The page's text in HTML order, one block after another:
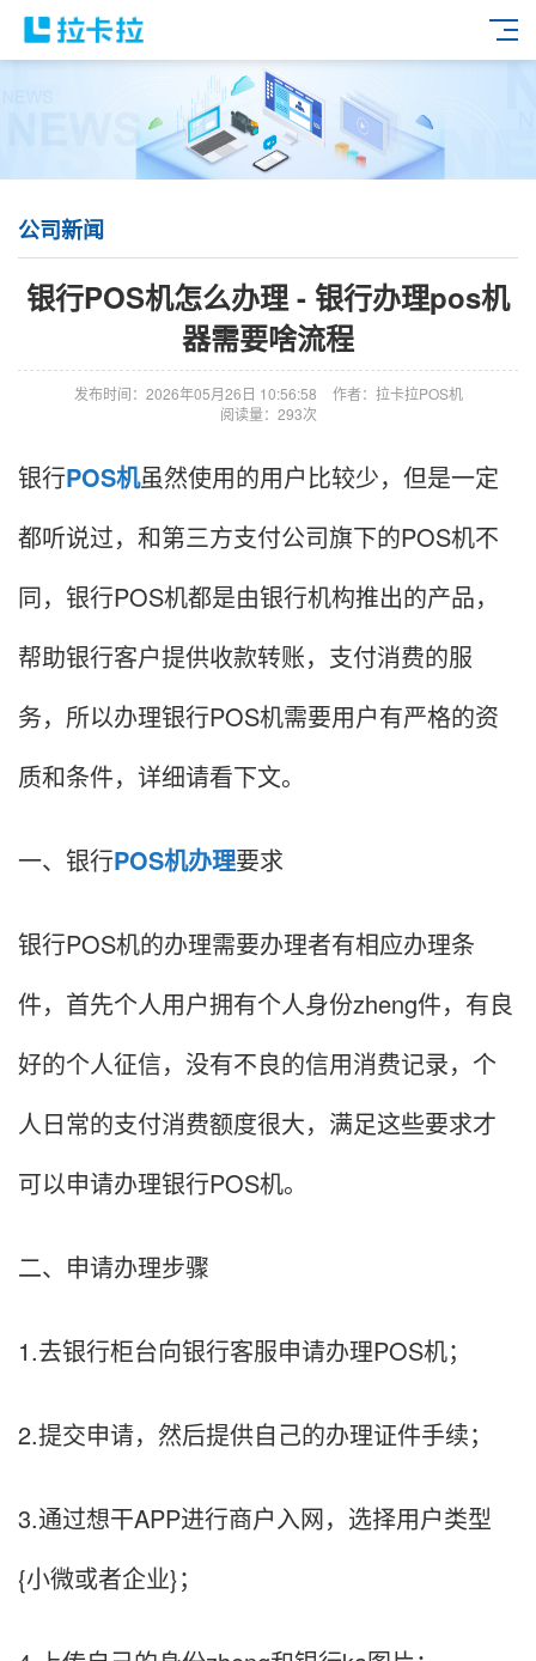
公司新闻
银行POS机怎么办理 - 银行办理pos机
器需要啥流程
发布时间：2026年05月26日 10:56:58
作者：拉卡拉POS机
阅读量：293次
银行POS机虽然使用的用户比较少，但是一定
都听说过，和第三方支付公司旗下的POS机不
同，银行POS机都是由银行机构推出的产品，
帮助银行客户提供收款转账，支付消费的服
务，所以办理银行POS机需要用户有严格的资
质和条件，详细请看下文。
一、银行POS机办理要求
银行POS机的办理需要办理者有相应办理条
件，首先个人用户拥有个人身份zheng件，有良
好的个人征信，没有不良的信用消费记录，个
人日常的支付消费额度很大，满足这些要求才
可以申请办理银行POS机。
二、申请办理步骤
1.去银行柜台向银行客服申请办理POS机；
2.提交申请，然后提供自己的办理证件手续；
3.通过想干APP进行商户入网，选择用户类型
{小微或者企业}；